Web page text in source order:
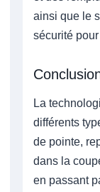
ainsi que le
sécurité
La
différents
de pointe,
dans la
en passant